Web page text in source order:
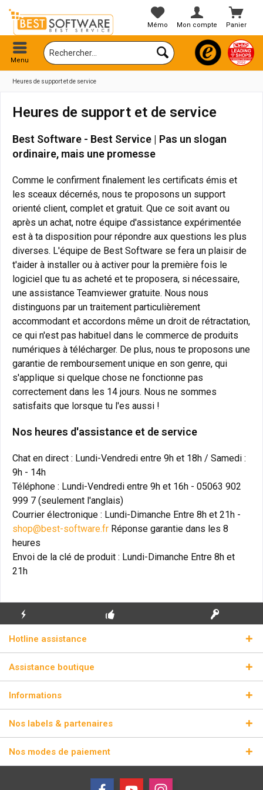
Panier
Mémo Mon compte
Menu
Heures de support et de service
Heures de support et de service
Best Software - Best Service | Pas un slogan
ordinaire, mais une promesse
Comme le confirment finalement les certificats émis et
les sceaux décernés, nous te proposons un support
orienté client, complet et gratuit. Que ce soit avant ou
après un achat, notre équipe d'assistance expérimentée
est à ta disposition pour répondre aux questions les plus
diverses. L'équipe de Best Software se fera un plaisir de
t'aider à installer ou à activer pour la première fois le
logiciel que tu as acheté et te proposera, si nécessaire,
une assistance Teamviewer gratuite. Nous nous
distinguons par un traitement particulièrement
accommodant et accordons même un droit de rétractation,
ce qui n'est pas habituel dans le commerce de produits
numériques à télécharger. De plus, nous te proposons une
garantie de remboursement unique en son genre, qui
s'applique si quelque chose ne fonctionne pas
correctement dans les 14 jours. Nous ne sommes
satisfaits que lorsque tu l'es aussi !
Nos heures d'assistance et de service
Chat en direct : Lundi-Vendredi entre 9h et 18h / Samedi :
9h - 14h
Téléphone : Lundi-Vendredi entre 9h et 16h - 05063 902
999 7 (seulement l'anglais)
Courrier électronique : Lundi-Dimanche Entre 8h et 21h -
shop@best-software.fr Réponse garantie dans les 8
heures
Envoi de la clé de produit : Lundi-Dimanche Entre 8h et
21h
ÉCLAIR
Hotline assistance
Assistance boutique
Informations
Nos labels & partenaires
Nos modes de paiement